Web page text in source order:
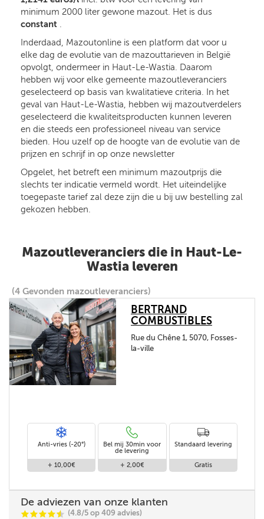
minimum 2000 liter gewone mazout. Het is dus
constant .
Inderdaad, Mazoutonline is een platform dat voor u
elke dag de evolutie van de mazouttarieven in België
opvolgt, ondermeer in Haut-Le-Wastia. Daarom
hebben wij voor elke gemeente mazoutleveranciers
geselecteerd op basis van kwalitatieve criteria. In het
geval van Haut-Le-Wastia, hebben wij mazoutverdelers
geselecteerd die kwaliteitsproducten kunnen leveren
en die steeds een professioneel niveau van service
bieden. Hou uzelf op de hoogte van de evolutie van de
prijzen en schrijf in op onze newsletter
Opgelet, het betreft een minimum mazoutprijs die
slechts ter indicatie vermeld wordt. Het uiteindelijke
toegepaste tarief zal deze zijn die u bij uw bestelling zal
gekozen hebben.
Mazoutleveranciers die in Haut-Le-
Wastia leveren
(4 Gevonden mazoutleveranciers)
BERTRAND
COMBUSTIBLES
Rue du Chêne 1, 5070, Fosses-
la-ville
Anti-vries (-20°)
+ 10,00€
Bel mij 30min voor
de levering
+ 2,00€
Standaard levering
Gratis
De adviezen van onze klanten
CCCCi
@ (4.8/5 op 409 advies)